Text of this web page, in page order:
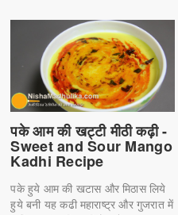
पके आम की खट्टी मीठी कढ़ी -
Sweet and Sour Mango
Kadhi Recipe
पके हुये आम की खटास और मिठास लिये
हुये बनी यह कढी महाराष्ट्र और गुजरात में